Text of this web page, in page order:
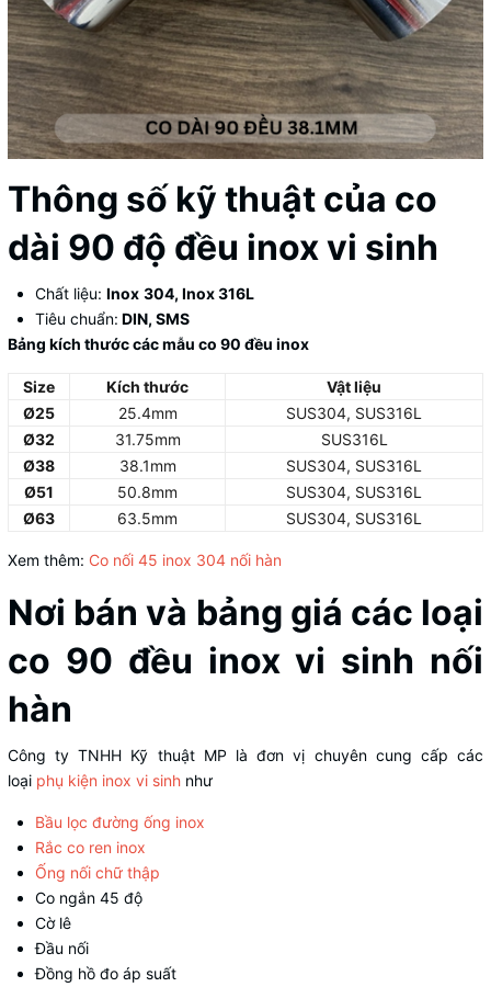
Thông số kỹ thuật của co
dài 90 độ đều inox vi sinh
Chất liệu: Inox 304, Inox 316L
Tiêu chuẩn: DIN, SMS
Bảng kích thước các mẫu co 90 đều inox
Size Kích thước
Vật liệu
Ø25
25.4mm
SUS304, SUS316L
Ø32
31.75mm
SUS316L
Ø38
38.1mm
SUS304, SUS316L
Ø51
50.8mm
SUS304, SUS316L
Ø63
63.5mm SUS304, SUS316L
Xem thêm: Co nối 45 inox 304 nối hàn
Nơi bán và bảng giá các loại
co 90 đều inox vi sinh nối
hàn
Công ty TNHH Kỹ thuật MP là đơn vị chuyên cung cấp các
loại phụ kiện inox vi sinh như
Bầu lọc đường ống inox
Rắc co ren inox
Ống nối chữ thập
Co ngắn 45 độ
Cờ lê
Đầu nối
Đồng hồ đo áp suất